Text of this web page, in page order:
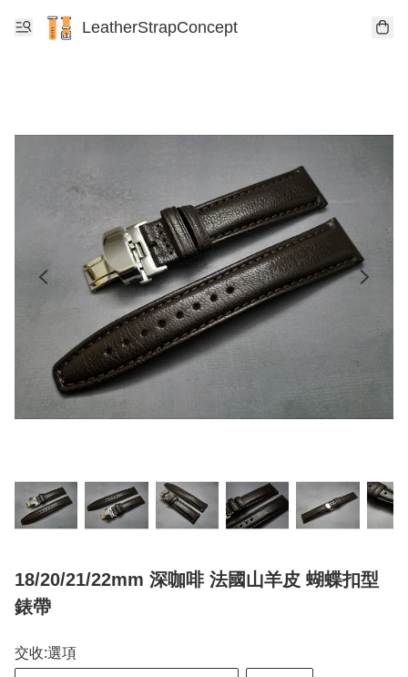
LeatherStrapConcept
18/20/21/22mm 深咖啡 法國山羊皮 蝴蝶扣型
錶帶
交收:選項